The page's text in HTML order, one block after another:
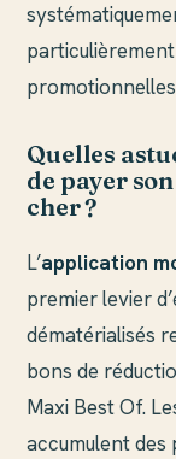
Quelles
de payer
cher ?
L’application
premier levier
dématérialisés
bons de
Maxi Best Of.
accumulent